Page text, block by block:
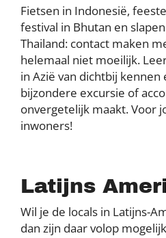
Fietsen in Indonesië,
festival in Bhutan en
Thailand: contact maken
helemaal niet moeilijk.
in Azië van dichtbij kennen
bijzondere excursie of
onvergetelijk maakt. Voor
inwoners!
Latijns
Wil je de locals in Latijns-
dan zijn daar volop